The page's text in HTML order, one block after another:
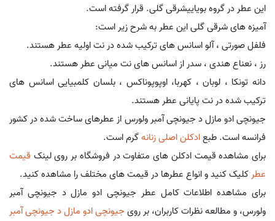
این عطر در گروه بویاییشرقی گلی. قرار گرفته است.
آمیزه های شرقی گلی این عطر به شرح زیر است:
فلفل صورتی ، آلو اسانس های ترکیب شده در نت اولیه عطر هستند.
رز ، نعناع هندی ، سدر از اسانس های نت میانی عطر هستند.
دانه تونکا ، لوبان ، کهربا، اوپوپوناکس ، بلسان کلمبیایی اسانس های
ترکیب شده در نت پایانی عطر هستند.
جیونچی ادو مازل د جیونچی آمبر ولورس از عطرهای ساخت شده در کشور
فرانسه است. طبعادکلن اصلی زنانهگرم است.
برای مشاهده قیمت ادکلن های متفاوت در فروشگاه بر روی لینک قیمت
عطر کلیک کنید و انواع عطرها در قیمت های مختلف را مشاهده کنید.
برای مشاهده اطلاعات کامل عطر جیونچی ادو مازل د جیونچی آمبر
ولورس، و مطالعه نظرات کاربران، بر رویجیونچی ادو مازل د جیونچی آمبر